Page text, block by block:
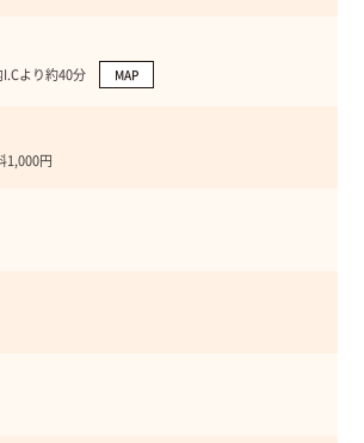
より約40分
MAP
1,000円